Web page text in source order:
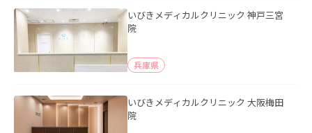
いびきメディカルクリニック 神戸三宮
院
兵庫県
いびきメディカルクリニック 大阪梅田
院